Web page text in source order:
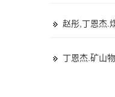
赵彤,丁恩杰.
丁恩杰.矿山